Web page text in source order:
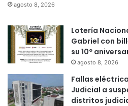
agosto 8, 2026
Lotería
Gabriel con
su 10º
agosto 8, 2026
Fallas
Judicial a
distritos